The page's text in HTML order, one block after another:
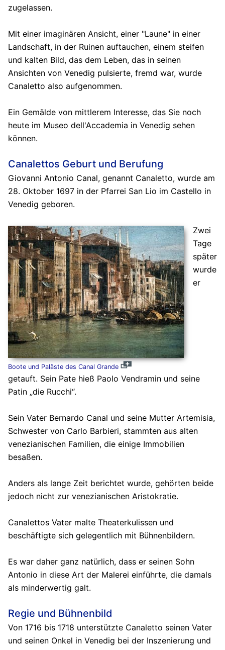
zugelassen.
Mit einer imaginären Ansicht, einer "Laune" in einer
Landschaft, in der Ruinen auftauchen, einem steifen
und kalten Bild, das dem Leben, das in seinen
Ansichten von Venedig pulsierte, fremd war, wurde
Canaletto also aufgenommen.
Ein Gemälde von mittlerem Interesse, das Sie noch
heute im Museo dell'Accademia in Venedig sehen
können.
Canalettos Geburt und Berufung
Giovanni Antonio Canal, genannt Canaletto, wurde am
28. Oktober 1697 in der Pfarrei San Lio im Castello in
Venedig geboren.
Boote und Paläste des Canal Grande
Zwei
Tage
später
wurde
er
getauft. Sein Pate hieß Paolo Vendramin und seine
Patin „die Rucchi“.
Sein Vater Bernardo Canal und seine Mutter Artemisia,
Schwester von Carlo Barbieri, stammten aus alten
venezianischen Familien, die einige Immobilien
besaßen.
Anders als lange Zeit berichtet wurde, gehörten beide
jedoch nicht zur venezianischen Aristokratie.
Canalettos Vater malte Theaterkulissen und
beschäftigte sich gelegentlich mit Bühnenbildern.
Es war daher ganz natürlich, dass er seinen Sohn
Antonio in diese Art der Malerei einführte, die damals
als minderwertig galt.
Regie und Bühnenbild
Von 1716 bis 1718 unterstützte Canaletto seinen Vater
und seinen Onkel in Venedig bei der Inszenierung und